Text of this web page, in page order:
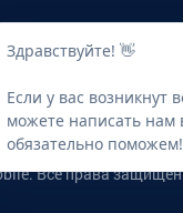
Пятница с
Все права
Здравствуйте! 👋
Если у вас возникнут
можете написать нам
обязательно поможем!